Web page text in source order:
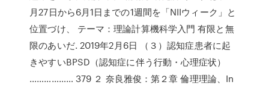
月27日から6月1日までの1週間を「NIIウィーク」と
位置づけ、 テーマ：理論計算機科学入門 有限と無
限のあいだ. 2019年2月6日 （３）認知症患者に起
きやすいBPSD（認知症に伴う行動・心理症状）
……………… 379 ２ 奈良雅俊：第２章 倫理理論、In